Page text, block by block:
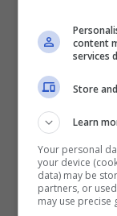
Dornsife. I
tesi del
gusto
questione,
della
content
services
Store
Learn
Your personal
your device
data) may be
partners, or
may use precise